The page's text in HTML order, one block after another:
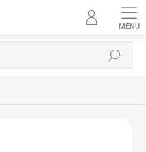
Hledat